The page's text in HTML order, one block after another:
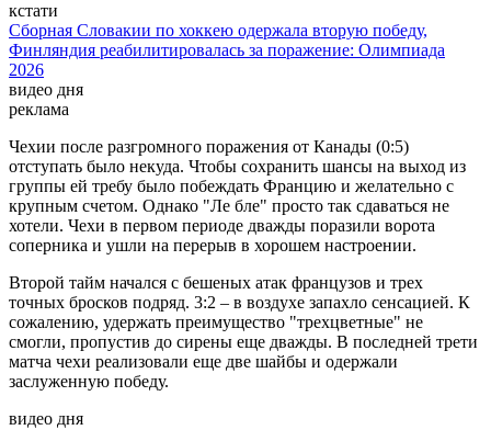
кстати
Сборная Словакии по хоккею одержала вторую победу,
Финляндия реабилитировалась за поражение: Олимпиада
2026
видео дня
реклама
Чехии после разгромного поражения от Канады (0:5)
отступать было некуда. Чтобы сохранить шансы на выход из
группы ей требу было побеждать Францию и желательно с
крупным счетом. Однако "Ле бле" просто так сдаваться не
хотели. Чехи в первом периоде дважды поразили ворота
соперника и ушли на перерыв в хорошем настроении.
Второй тайм начался с бешеных атак французов и трех
точных бросков подряд. 3:2 – в воздухе запахло сенсацией. К
сожалению, удержать преимущество "трехцветные" не
смогли, пропустив до сирены еще дважды. В последней трети
матча чехи реализовали еще две шайбы и одержали
заслуженную победу.
видео дня